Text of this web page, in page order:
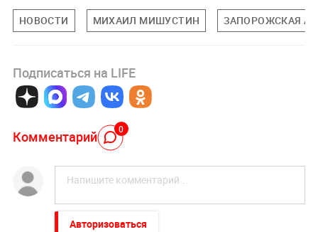
НОВОСТИ МИХАИЛ МИШУСТИН ЗАПОРОЖСКАЯ
Подписаться на LIFE
Комментарий 0
Авторизоваться